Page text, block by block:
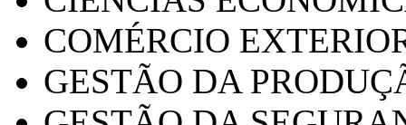
COMÉRCIO
GESTÃO DA